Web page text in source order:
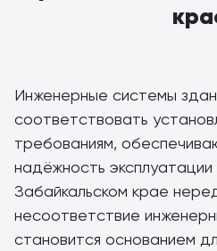
Инженерные системы
соответствовать
требованиям,
надёжность
Забайкальском крае
несоответствие
становится основанием